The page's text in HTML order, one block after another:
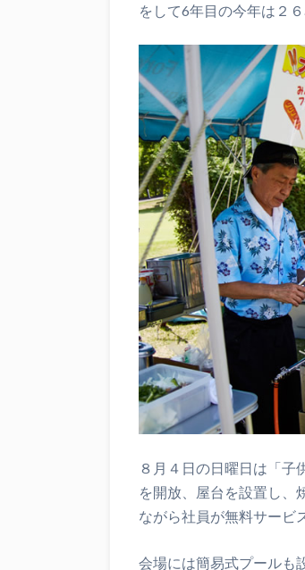
をして6年目の今年は２６
８月４日の日曜日は「子
を開放、屋台を設置し、
ながら社員が無料サービ
会場には簡易式プールも